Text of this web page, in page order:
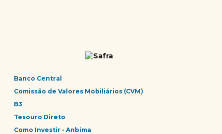
Banco Central
Comissão de Valores Mobiliários (CVM)
B3
Tesouro Direto
Como Investir - Anbima